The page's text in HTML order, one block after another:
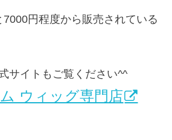
円程度から販売されている
サイトもご覧ください^^
ウィッグ専門店